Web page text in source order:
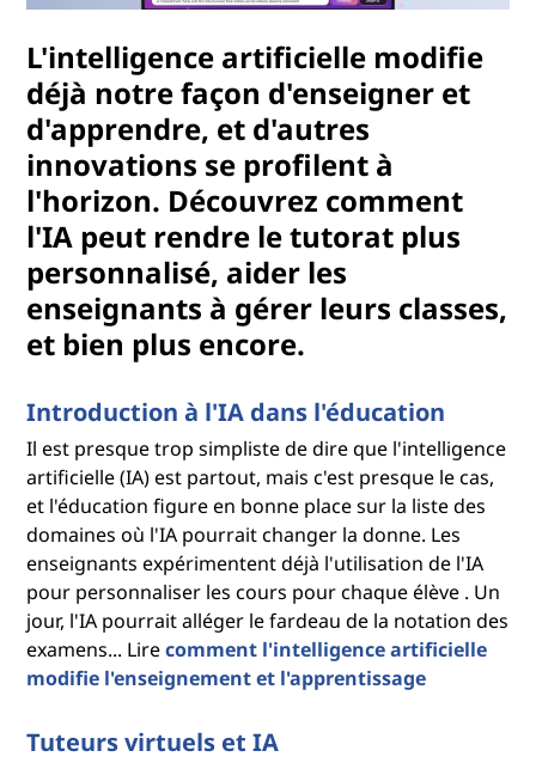
L'intelligence artificielle modifie
déjà notre façon d'enseigner et
d'apprendre, et d'autres
innovations se profilent à
l'horizon. Découvrez comment
l'IA peut rendre le tutorat plus
personnalisé, aider les
enseignants à gérer leurs classes,
et bien plus encore.
Introduction à l'IA dans l'éducation
Il est presque trop simpliste de dire que l'intelligence
artificielle (IA) est partout, mais c'est presque le cas,
et l'éducation figure en bonne place sur la liste des
domaines où l'IA pourrait changer la donne. Les
enseignants expérimentent déjà l'utilisation de l'IA
pour personnaliser les cours pour chaque élève . Un
jour, l'IA pourrait alléger le fardeau de la notation des
examens... Lirecomment l'intelligence artificielle
modifie l'enseignement et l'apprentissage
Tuteurs virtuels et IA